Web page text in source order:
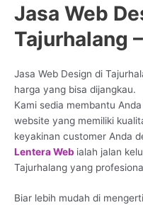
Jasa Web
Tajurhalang
Jasa Web Design di
harga yang bisa dijangkau.
Kami sedia membantu
website yang memiliki
keyakinan customer Anda
Lentera Web ialah jalan
Tajurhalang yang
Biar lebih mudah di